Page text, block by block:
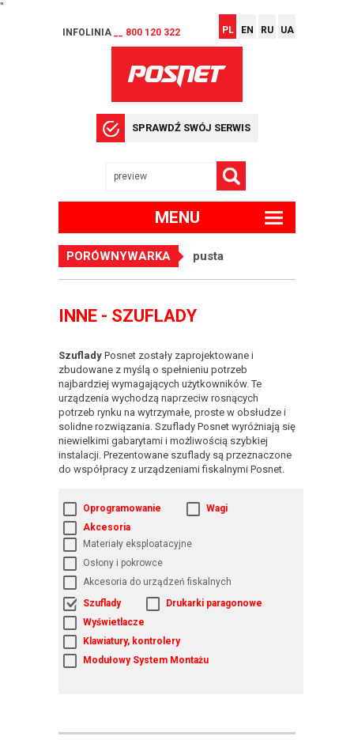
"
INFOLINIA __ 800 120 322 PL EN RU UA
SPRAWDŹ SWÓJ SERWIS
MENU
PORÓWNYWARKA pusta
INNE - SZUFLADY
Szuflady Posnet zostały zaprojektowane i
zbudowane z myślą o spełnieniu potrzeb
najbardziej wymagających użytkowników. Te
urządzenia wychodzą naprzeciw rosnących
potrzeb rynku na wytrzymałe, proste w obsłudze i
solidne rozwiązania. Szuflady Posnet wyróżniają się
niewielkimi gabarytami i możliwością szybkiej
instalacji. Prezentowane szuflady są przeznaczone
do współpracy z urządzeniami fiskalnymi Posnet.
Oprogramowanie
Wagi
Akcesoria
Materiały eksploatacyjne
Osłony i pokrowce
Akcesoria do urządzeń fiskalnych
Szuflady
Drukarki paragonowe
Wyświetlacze
Klawiatury, kontrolery
Modułowy System Montażu